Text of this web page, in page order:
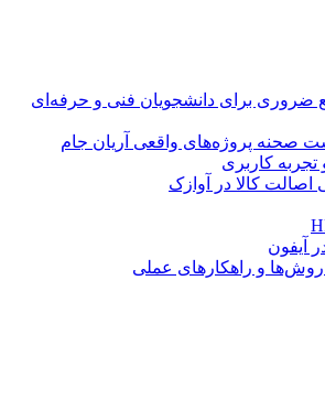
ضروری برای دانشجویان فنی و حرفه‌ای
صحنه پروژه‌های واقعی آریان جام
اصالت کالا در آوازک
روش‌ها و راهکارهای عملی